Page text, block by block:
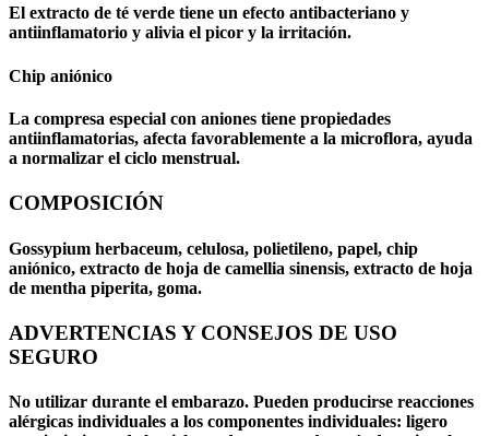
El extracto de té verde tiene un efecto antibacteriano y
antiinflamatorio y alivia el picor y la irritación.
Chip aniónico
La compresa especial con aniones tiene propiedades
antiinflamatorias, afecta favorablemente a la microflora, ayuda
a normalizar el ciclo menstrual.
COMPOSICIÓN
Gossypium herbaceum, celulosa, polietileno, papel, chip
aniónico, extracto de hoja de camellia sinensis, extracto de hoja
de mentha piperita, goma.
ADVERTENCIAS Y CONSEJOS DE USO
SEGURO
No utilizar durante el embarazo. Pueden producirse reacciones
alérgicas individuales a los componentes individuales: ligero